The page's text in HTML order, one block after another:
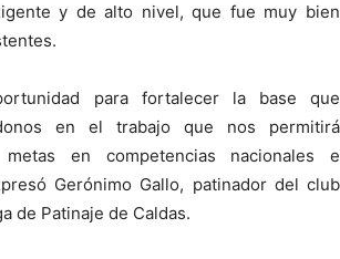
y de alto nivel, que fue muy bien
para fortalecer la base que
en el trabajo que nos permitirá
metas en competencias nacionales e
Gerónimo Gallo, patinador del club
de Patinaje de Caldas.